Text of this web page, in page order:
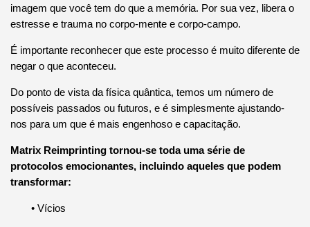
imagem que você tem do que a memória. Por sua vez, libera o
estresse e trauma no corpo-mente e corpo-campo.
É importante reconhecer que este processo é muito diferente de
negar o que aconteceu.
Do ponto de vista da física quântica, temos um número de
possíveis passados ​​ou futuros, e é simplesmente ajustando-
nos para um que é mais engenhoso e capacitação.
Matrix Reimprinting tornou-se toda uma série de
protocolos emocionantes, incluindo aqueles que podem
transformar:
• Vícios